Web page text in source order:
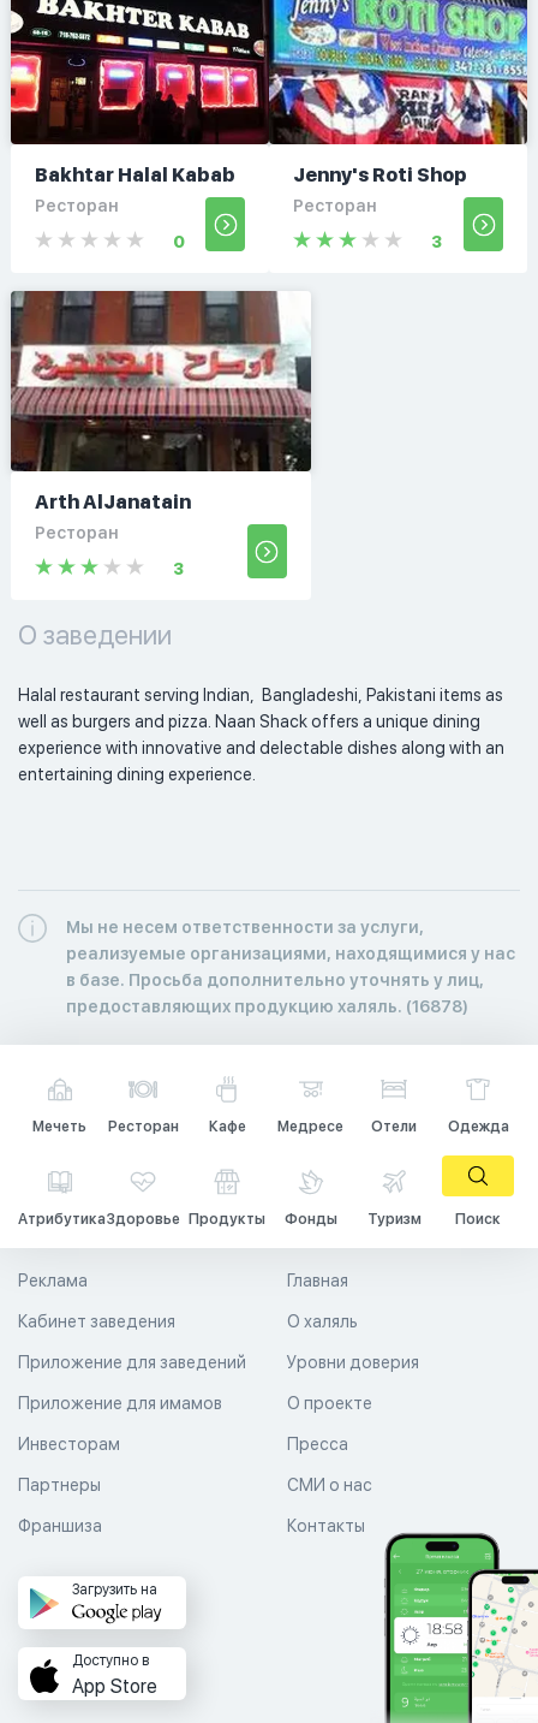
Bakhtar Halal Kabab
Ресторан
0
Jenny's Roti Shop
Ресторан
3
Arth AlJanatain
Ресторан
3
О заведении
Halal restaurant serving Indian,  Bangladeshi, Pakistani items as
well as burgers and pizza. Naan Shack offers a unique dining
experience with innovative and delectable dishes along with an
entertaining dining experience.
Мы не несем ответственности за услуги,
реализуемые организациями, находящимися у нас
в базе. Просьба дополнительно уточнять у лиц,
предоставляющих продукцию халяль. (16878)
Мечеть Ресторан Кафе Медресе Отели Одежда
АтрибутикаЗдоровье Продукты Фонды Туризм Поиск
Главная
О халяль
Уровни доверия
Реклама
Кабинет заведения
Приложение для заведений
Приложение для имамов О проекте
Пресса
СМИ о нас
Контакты
Инвесторам
Партнеры
Франшиза
Загрузить на
Доступно в
App Store